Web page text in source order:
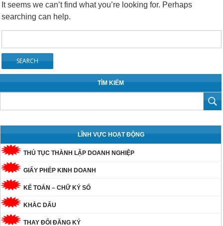
It seems we can’t find what you’re looking for. Perhaps
searching can help.
TÌM KIẾM
LĨNH VỰC HOẠT ĐỘNG
THỦ TỤC THÀNH LẬP DOANH NGHIỆP
GIẤY PHÉP KINH DOANH
KẾ TOÁN – CHỮ KÝ SỐ
KHẮC DẤU
THAY ĐỔI ĐĂNG KÝ